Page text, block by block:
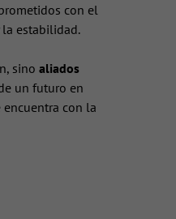
con el
estabilidad.
sinoaliados
un futuro en
con la